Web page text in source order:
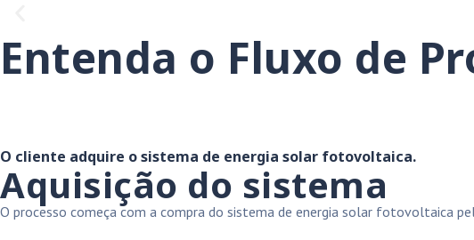
Entenda o Fluxo de
O cliente adquire o sistema de energia solar fotovoltaica.
Aquisição do sistema
O processo começa com a compra do sistema de energia solar fotovoltaica